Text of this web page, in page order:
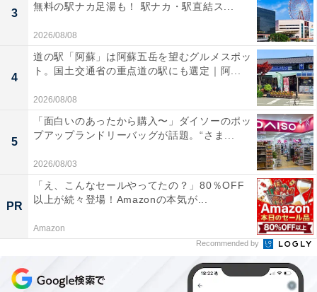
3
無料の駅ナカ足湯も！ 駅ナカ・駅直結ス...
2026/08/08
4
道の駅「阿蘇」は阿蘇五岳を望むグルメスポッ
ト。国土交通省の重点道の駅にも選定｜阿...
2026/08/08
5
「面白いのあったから購入〜」ダイソーのポッ
プアップランドリーバッグが話題。“さま...
2026/08/03
PR
「え、こんなセールやってたの？」80％OFF
以上が続々登場！Amazonの本気が...
Amazon
Recommended by